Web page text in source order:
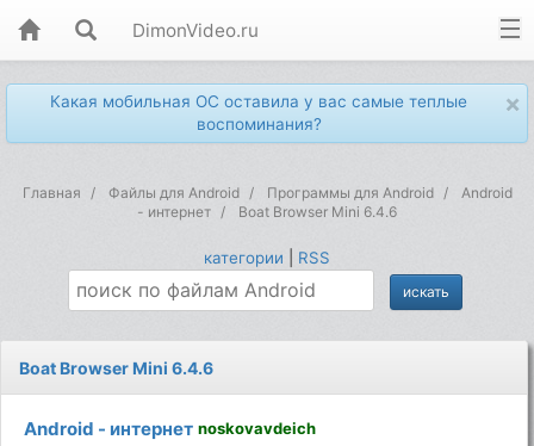
DimonVideo.ru
×
Какая мобильная ОС оставила у вас самые теплые
воспоминания?
Главная Файлы для Android Программы для Android
Android
- интернет
Boat Browser Mini 6.4.6
категории RSS
Boat Browser Mini 6.4.6
Android - интернет noskovavdeich